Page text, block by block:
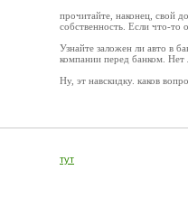
прочитайте, наконец, свой
собственность. Если что-то
Узнайте заложен ли авто в
компании перед банком. Нет
Ну, эт навскидку. каков
тут